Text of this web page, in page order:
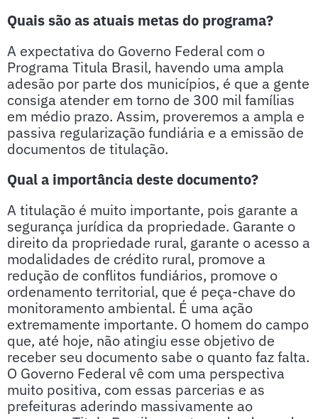
Quais são as atuais metas do programa?
A expectativa do Governo Federal com o
Programa Titula Brasil, havendo uma ampla
adesão por parte dos municípios, é que a gente
consiga atender em torno de 300 mil famílias
em médio prazo. Assim, proveremos a ampla e
passiva regularização fundiária e a emissão de
documentos de titulação.
Qual a importância deste documento?
A titulação é muito importante, pois garante a
segurança jurídica da propriedade. Garante o
direito da propriedade rural, garante o acesso a
modalidades de crédito rural, promove a
redução de conflitos fundiários, promove o
ordenamento territorial, que é peça-chave do
monitoramento ambiental. É uma ação
extremamente importante. O homem do campo
que, até hoje, não atingiu esse objetivo de
receber seu documento sabe o quanto faz falta.
O Governo Federal vê com uma perspectiva
muito positiva, com essas parcerias e as
prefeituras aderindo massivamente ao